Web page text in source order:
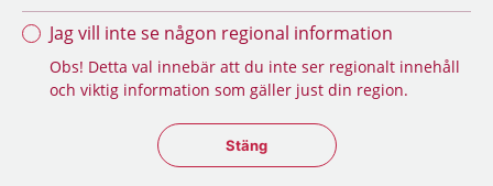
Jag vill inte se någon regional information
Obs! Detta val innebär att du inte ser regionalt innehåll
och viktig information som gäller just din region.
Stäng regionsväljaren
Stäng